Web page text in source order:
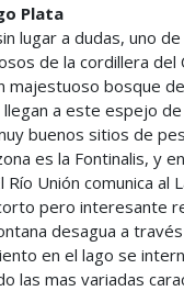
Plata
lugar a dudas, uno
de la cordillera del
majestuoso bosque
a este espejo
buenos sitios de
es la Fontinalis, y
Río Unión comunica al
pero interesante
desagua a
en el lago se
las mas variadas